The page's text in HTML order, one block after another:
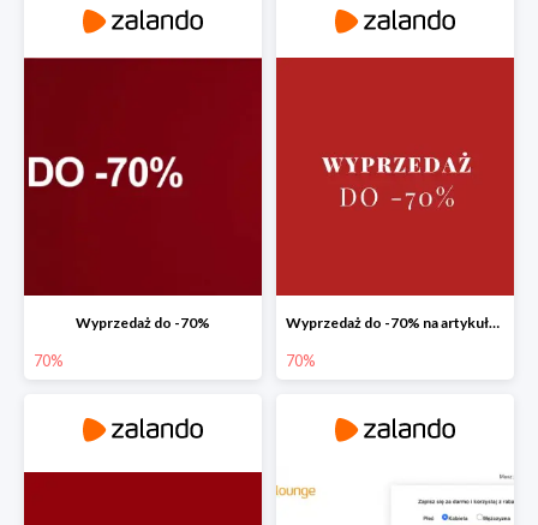
Wyprzedaż do -70%
70%
Wyprzedaż do -70% na artykuły dla dzieci
70%